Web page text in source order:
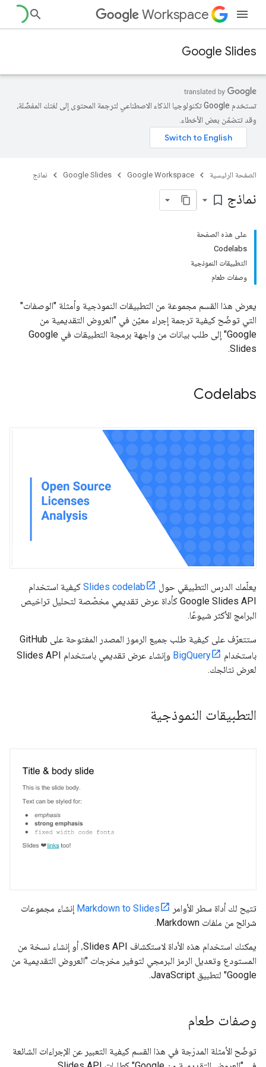
Workspace
Google Slides
تستخدم Google تكنولوجيا الذكاء الاصطناعي لترجمة المحتوى إلى لغتك المفضّلة،
وقد تتضمّن بعض الأخطاء.
الصفحة الرئيسية Google Workspace
Google Slides نماذج
نماذج bookmark_border
على هذه الصفحة
Codelabs
التطبيقات النموذجية
وصفات طعام
يعرض هذا القسم مجموعة من التطبيقات النموذجية وأمثلة "الوصفات"
التي توضّح كيفية ترجمة إجراء معيّن في "العروض التقديمية من
Google" إلى طلب بيانات من واجهة برمجة التطبيقات في Google
Slides.
Codelabs
يعلّمك الدرس التطبيقي حول Slides codelab كيفية استخدام
Google Slides API كأداة عرض تقديمي مخصّصة لتحليل تراخيص
البرامج الأكثر شيوعًا.
ستتعرّف على كيفية طلب جميع الرموز المصدر المفتوحة على GitHub
باستخدام
BigQuery
وإنشاء عرض تقديمي باستخدام Slides API
لعرض نتائجك.
التطبيقات النموذجية
تتيح لك أداة سطر الأوامر Markdown to Slides إنشاء مجموعات
شرائح من ملفات Markdown.
يمكنك استخدام هذه الأداة لاستكشاف Slides API، أو إنشاء نسخة من
المستودع وتعديل الرمز البرمجي لتوفير مخرجات "العروض التقديمية من
Google" لتطبيق JavaScript.
وصفات طعام
توضّح الأمثلة المدرَجة في هذا القسم كيفية التعبير عن الإجراءات الشائعة